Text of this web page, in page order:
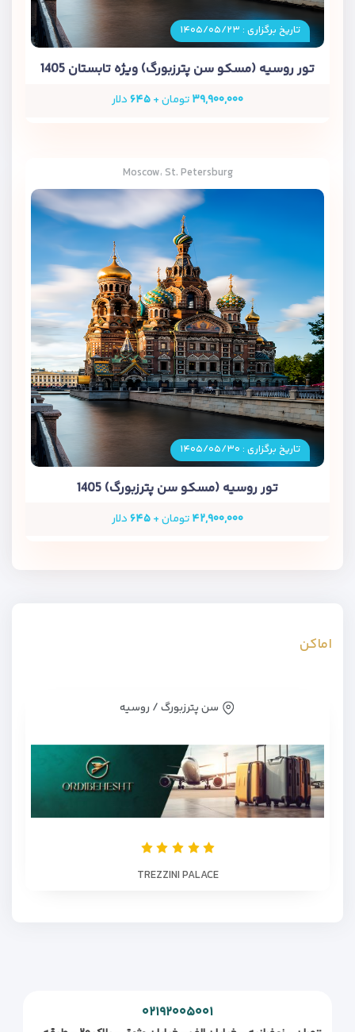
تاریخ برگزاری : ۱۴۰۵/۰۵/۲۳
تور روسیه (مسکو سن پترزبورگ) ویژه تابستان 1405
۳۹,۹۰۰,۰۰۰تومان +۶۴۵دلار
Moscow، St. Petersburg
تاریخ برگزاری : ۱۴۰۵/۰۵/۳۰
تور روسیه (مسکو سن پترزبورگ) 1405
۴۲,۹۰۰,۰۰۰تومان +۶۴۵دلار
اماکن
سن پترزبورگ / روسیه
TREZZINI PALACE
۰۲۱۹۲۰۰۵۰۰۱